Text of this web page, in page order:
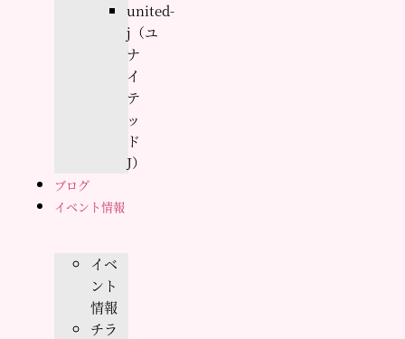
united-
j（ユ
ナ
イ
テ
ッ
ド
J）
ブログ
イベント情報
イベ
ント
情報
チラ